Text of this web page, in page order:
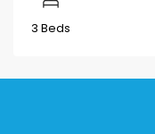
3 Beds